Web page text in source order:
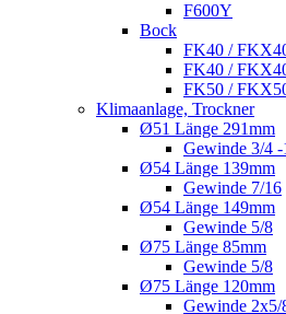
F600Y
Bock
FK40 /
FK40 /
FK50 /
Klimaanlage, Trockner
Ø51 Länge 291mm
Gewinde 3/4
Ø54 Länge 139mm
Gewinde 7/16
Ø54 Länge 149mm
Gewinde 5/8
Ø75 Länge 85mm
Gewinde 5/8
Ø75 Länge 120mm
Gewinde 2x5/